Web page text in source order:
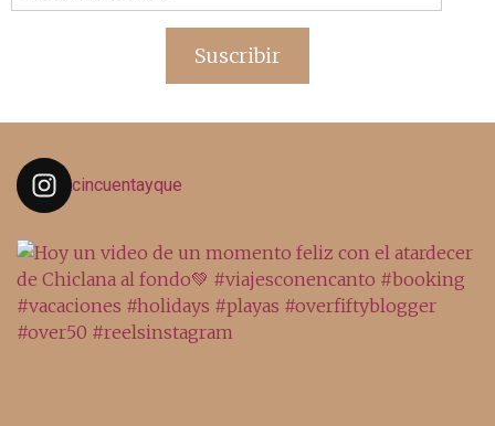
de
Suscribir
cincuentayque